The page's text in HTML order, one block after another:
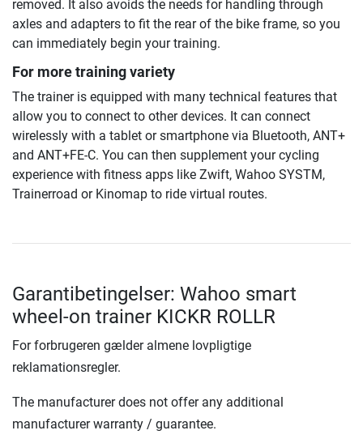
removed. It also avoids the needs for handling through
axles and adapters to fit the rear of the bike frame, so you
can immediately begin your training.
For more training variety
The trainer is equipped with many technical features that
allow you to connect to other devices. It can connect
wirelessly with a tablet or smartphone via Bluetooth, ANT+
and ANT+FE-C. You can then supplement your cycling
experience with fitness apps like Zwift, Wahoo SYSTM,
Trainerroad or Kinomap to ride virtual routes.
Garantibetingelser: Wahoo smart
wheel-on trainer KICKR ROLLR
For forbrugeren gælder almene lovpligtige
reklamationsregler.
The manufacturer does not offer any additional
manufacturer warranty / guarantee.